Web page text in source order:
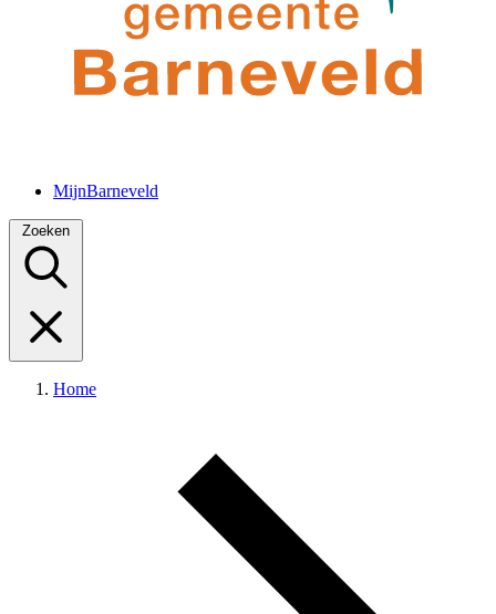
MijnBarneveld
Zoeken
Home